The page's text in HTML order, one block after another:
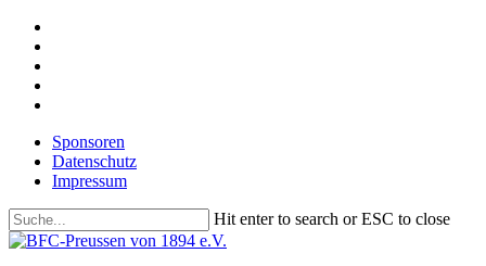
Skip
main
content
Sponsoren
Datenschutz
Impressum
Hit enter to search or ESC to close
Close